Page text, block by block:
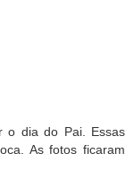
o dia do Pai. Essas
As fotos ficaram